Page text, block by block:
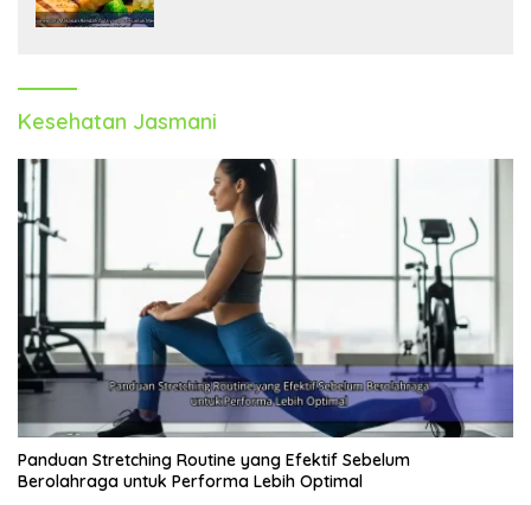
Kesehatan Jasmani
Panduan Stretching Routine yang Efektif Sebelum
Berolahraga untuk Performa Lebih Optimal